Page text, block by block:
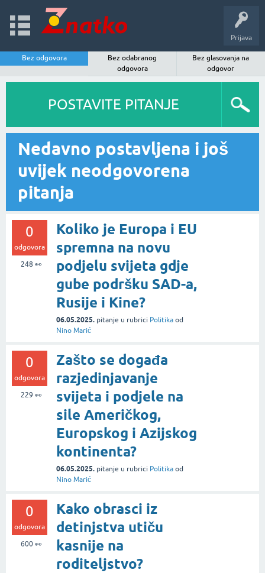
Prijava
Bez odgovora
Bez odabranog
odgovora
Bez glasovanja na
odgovor
POSTAVITE PITANJE
Nedavno postavljena i još
uvijek neodgovorena
pitanja
0
odgovora
248 👀
Koliko je Europa i EU
spremna na novu
podjelu svijeta gdje
gube podršku SAD-a,
Rusije i Kine?
06.05.2025. pitanje u rubrici Politika od
Nino Marić
0
odgovora
229 👀
Zašto se događa
razjedinjavanje
svijeta i podjele na
sile Američkog,
Europskog i Azijskog
kontinenta?
06.05.2025. pitanje u rubrici Politika od
Nino Marić
0
odgovora
600👀
Kako obrasci iz
detinjstva utiču
kasnije na
roditeljstvo?